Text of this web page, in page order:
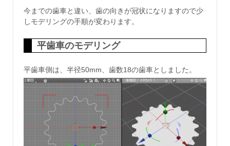
今までの歯車と違い、歯の向きが冠状になりますので少
しモデリングの手順が変わります。
平歯車のモデリング
平歯車側は、半径50mm、歯数18の歯車としました。